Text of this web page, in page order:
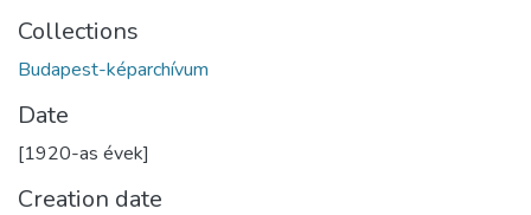
Collections
Budapest-képarchívum
Date
[1920-as évek]
Creation date